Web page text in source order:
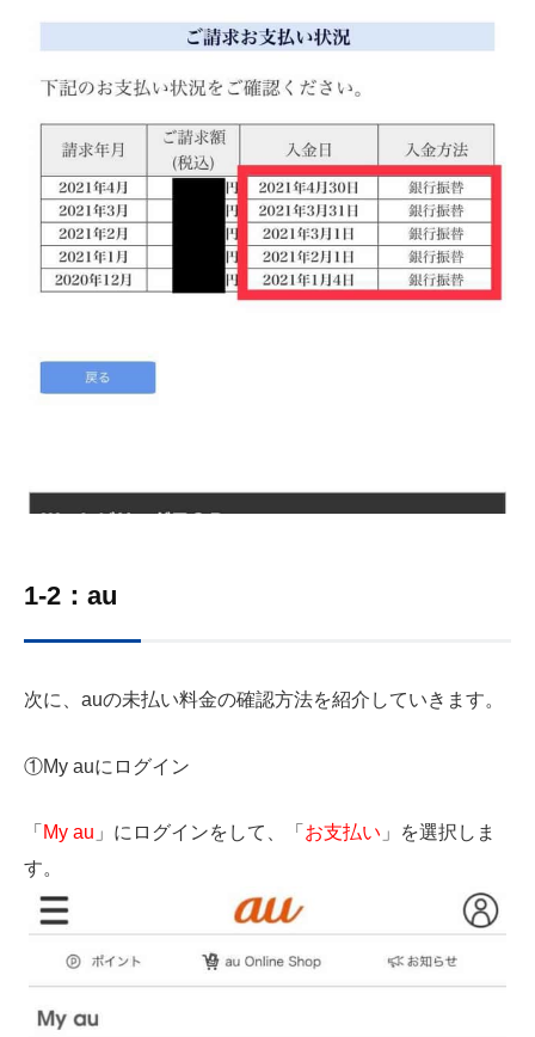
1-2：au
次に、auの未払い料金の確認方法を紹介していきます。
①My auにログイン
「 My au 」にログインをして、「 お支払い 」を選択しま
す。